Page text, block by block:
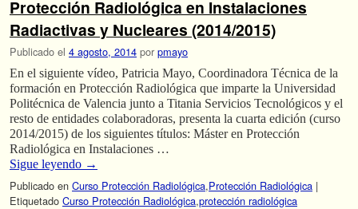
Protección Radiológica en Instalaciones
Radiactivas y Nucleares (2014/2015)
Publicado el 4 agosto, 2014 por pmayo
En el siguiente vídeo, Patricia Mayo, Coordinadora Técnica de la
formación en Protección Radiológica que imparte la Universidad
Politécnica de Valencia junto a Titania Servicios Tecnológicos y el
resto de entidades colaboradoras, presenta la cuarta edición (curso
2014/2015) de los siguientes títulos: Máster en Protección
Radiológica en Instalaciones …
Sigue leyendo →
Publicado en Curso Protección Radiológica,Protección Radiológica |
Etiquetado Curso Protección Radiológica,protección radiológica